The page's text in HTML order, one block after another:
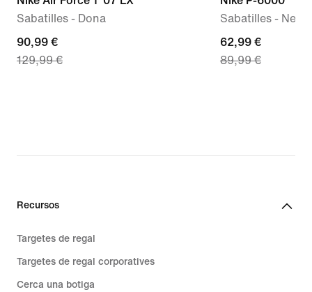
Sabatilles - Dona
current
price
90,99 €
129,99 €
Sabatilles - Nen/
current
price
62,99 €
89,99 €
Recursos
Targetes de regal
Targetes de regal corporatives
Cerca una botiga